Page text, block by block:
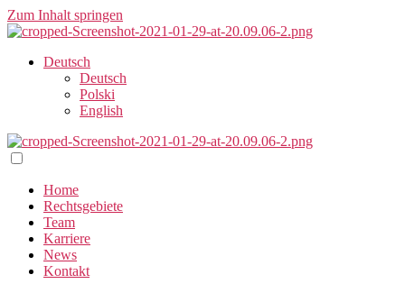
Zum Inhalt springen
Deutsch
Deutsch
Polski
English
Home
Rechtsgebiete
Team
Karriere
News
Kontakt